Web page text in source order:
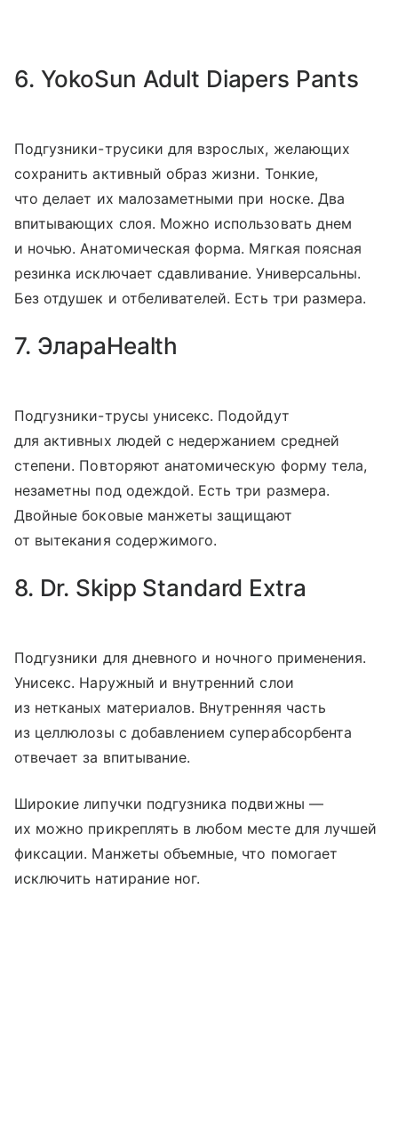
6. YokoSun Adult Diapers Pants
Подгузники-трусики для взрослых, желающих
сохранить активный образ жизни. Тонкие,
что делает их малозаметными при носке. Два
впитывающих слоя. Можно использовать днем
и ночью. Анатомическая форма. Мягкая поясная
резинка исключает сдавливание. Универсальны.
Без отдушек и отбеливателей. Есть три размера.
7. ЭлараHealth
Подгузники-трусы унисекс. Подойдут
для активных людей с недержанием средней
степени. Повторяют анатомическую форму тела,
незаметны под одеждой. Есть три размера.
Двойные боковые манжеты защищают
от вытекания содержимого.
8. Dr. Skipp Standard Extra
Подгузники для дневного и ночного применения.
Унисекс. Наружный и внутренний слои
из нетканых материалов. Внутренняя часть
из целлюлозы с добавлением суперабсорбента
отвечает за впитывание.
Широкие липучки подгузника подвижны —
их можно прикреплять в любом месте для лучшей
фиксации. Манжеты объемные, что помогает
исключить натирание ног.